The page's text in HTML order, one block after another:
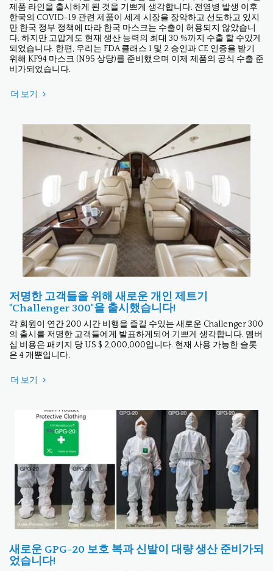
제품 라인을 출시하게 된 것을 기쁘게 생각합니다. 전염병 발생 이후
한국의 COVID-19 관련 제품이 세계 시장을 장악하고 선도하고 있지
만 한국 정부 정책에 따라 한국 마스크는 수출이 허용되지 않았습니
다. 하지만 고맙게도 현재 생산 능력의 최대 30 %까지 수출 할 수있게
되었습니다. 한편, 우리는 FDA 클래스 1 및 2 승인과 CE 인증을 받기
위해 KF94 마스크 (N95 상당)를 준비했으며 이제 제품의 공식 수출 준
비가되었습니다.
더 보기
저명한 고객들을 위해 새로운 개인 제트기
"Challenger 300"을 출시했습니다!
각 회원이 연간 200 시간 비행을 즐길 수있는 새로운 Challenger 300
의 출시를 저명한 고객들에게 발표하게되어 기쁘게 생각합니다. 멤버
십 비용은 패키지 당 US $ 2,000,000입니다. 현재 사용 가능한 슬롯
은 4 개뿐입니다.
더 보기
새로운 GPG-20 보호 복과 신발이 대량 생산 준비가되
었습니다!